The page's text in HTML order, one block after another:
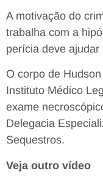
A motivação do
trabalha com a
perícia deve
O corpo de
Instituto Médico
exame
Delegacia
Sequestros.
Veja outro vídeo